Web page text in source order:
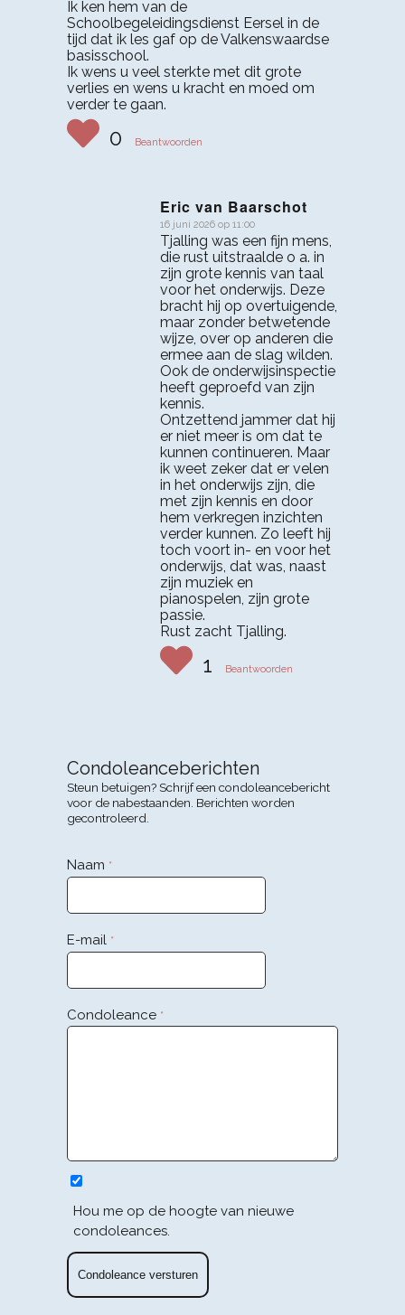
Ik ken hem van de
Schoolbegeleidingsdienst Eersel in de
tijd dat ik les gaf op de Valkenswaardse
basisschool.
Ik wens u veel sterkte met dit grote
verlies en wens u kracht en moed om
verder te gaan.
0 Beantwoorden
Eric van Baarschot
zegt:
16 juni 2026 op 11:00
Tjalling was een fijn mens,
die rust uitstraalde o a. in
zijn grote kennis van taal
voor het onderwijs. Deze
bracht hij op overtuigende,
maar zonder betwetende
wijze, over op anderen die
ermee aan de slag wilden.
Ook de onderwijsinspectie
heeft geproefd van zijn
kennis.
Ontzettend jammer dat hij
er niet meer is om dat te
kunnen continueren. Maar
ik weet zeker dat er velen
in het onderwijs zijn, die
met zijn kennis en door
hem verkregen inzichten
verder kunnen. Zo leeft hij
toch voort in- en voor het
onderwijs, dat was, naast
zijn muziek en
pianospelen, zijn grote
passie.
Rust zacht Tjalling.
1 Beantwoorden
Condoleanceberichten
Steun betuigen? Schrijf een condoleancebericht
voor de nabestaanden. Berichten worden
gecontroleerd.
Naam *
E-mail *
Condoleance *
Hou me op de hoogte van nieuwe
condoleances.